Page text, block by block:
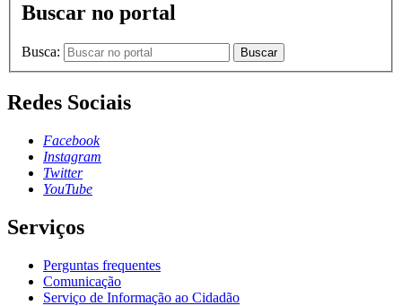
Buscar no portal
Busca: Buscar
Redes Sociais
Facebook
Instagram
Twitter
YouTube
Serviços
Perguntas frequentes
Comunicação
Serviço de Informação ao Cidadão